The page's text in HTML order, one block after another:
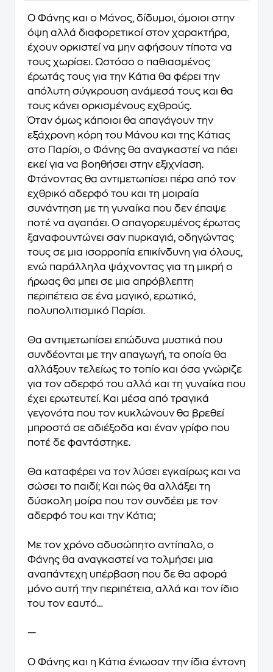
Ο Φάνης και ο Μάνος, δίδυμοι, όμοιοι στην
όψη αλλά διαφορετικοί στον χαρακτήρα,
έχουν ορκιστεί να μην αφήσουν τίποτα να
τους χωρίσει. Ωστόσο ο παθιασμένος
έρωτάς τους για την Κάτια θα φέρει την
απόλυτη σύγκρουση ανάμεσά τους και θα
τους κάνει ορκισμένους εχθρούς.
Όταν όμως κάποιοι θα απαγάγουν την
εξάχρονη κόρη του Μάνου και της Κάτιας
στο Παρίσι, ο Φάνης θα αναγκαστεί να πάει
εκεί για να βοηθήσει στην εξιχνίαση.
Φτάνοντας θα αντιμετωπίσει πέρα από τον
εχθρικό αδερφό του και τη μοιραία
συνάντηση με τη γυναίκα που δεν έπαψε
ποτέ να αγαπάει. Ο απαγορευμένος έρωτας
ξαναφουντώνει σαν πυρκαγιά, οδηγώντας
τους σε μια ισορροπία επικίνδυνη για όλους,
ενώ παράλληλα ψάχνοντας για τη μικρή ο
ήρωας θα μπει σε μια απρόβλεπτη
περιπέτεια σε ένα μαγικό, ερωτικό,
πολυπολιτισμικό Παρίσι.
Θα αντιμετωπίσει επώδυνα μυστικά που
συνδέονται με την απαγωγή, τα οποία θα
αλλάξουν τελείως το τοπίο και όσα γνώριζε
για τον αδερφό του αλλά και τη γυναίκα που
έχει ερωτευτεί. Και μέσα από τραγικά
γεγονότα που τον κυκλώνουν θα βρεθεί
μπροστά σε αδιέξοδα και έναν γρίφο που
ποτέ δε φαντάστηκε.
Θα καταφέρει να τον λύσει εγκαίρως και να
σώσει το παιδί; Και πώς θα αλλάξει τη
δύσκολη μοίρα που τον συνδέει με τον
αδερφό του και την Κάτια;
Με τον χρόνο αδυσώπητο αντίπαλο, ο
Φάνης θα αναγκαστεί να τολμήσει μια
αναπάντεχη υπέρβαση που δε θα αφορά
μόνο αυτή την περιπέτεια, αλλά και τον ίδιο
του τον εαυτό…
—
Ο Φάνης και η Κάτια ένιωσαν την ίδια έντονη